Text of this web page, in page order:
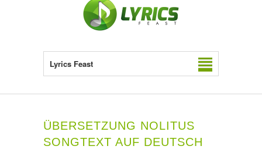
Lyrics Feast
ÜBERSETZUNG NOLITUS
SONGTEXT AUF DEUTSCH